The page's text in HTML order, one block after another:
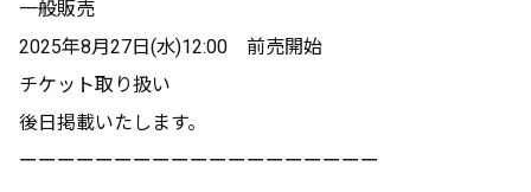
一般販売
2025年8月27日(水)12:00 前売開始
チケット取り扱い
後日掲載いたします。
ーーーーーーーーーーーーーーーーーーー